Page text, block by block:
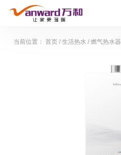
当前位置： 首页/ 生活热水 / 燃气热水器